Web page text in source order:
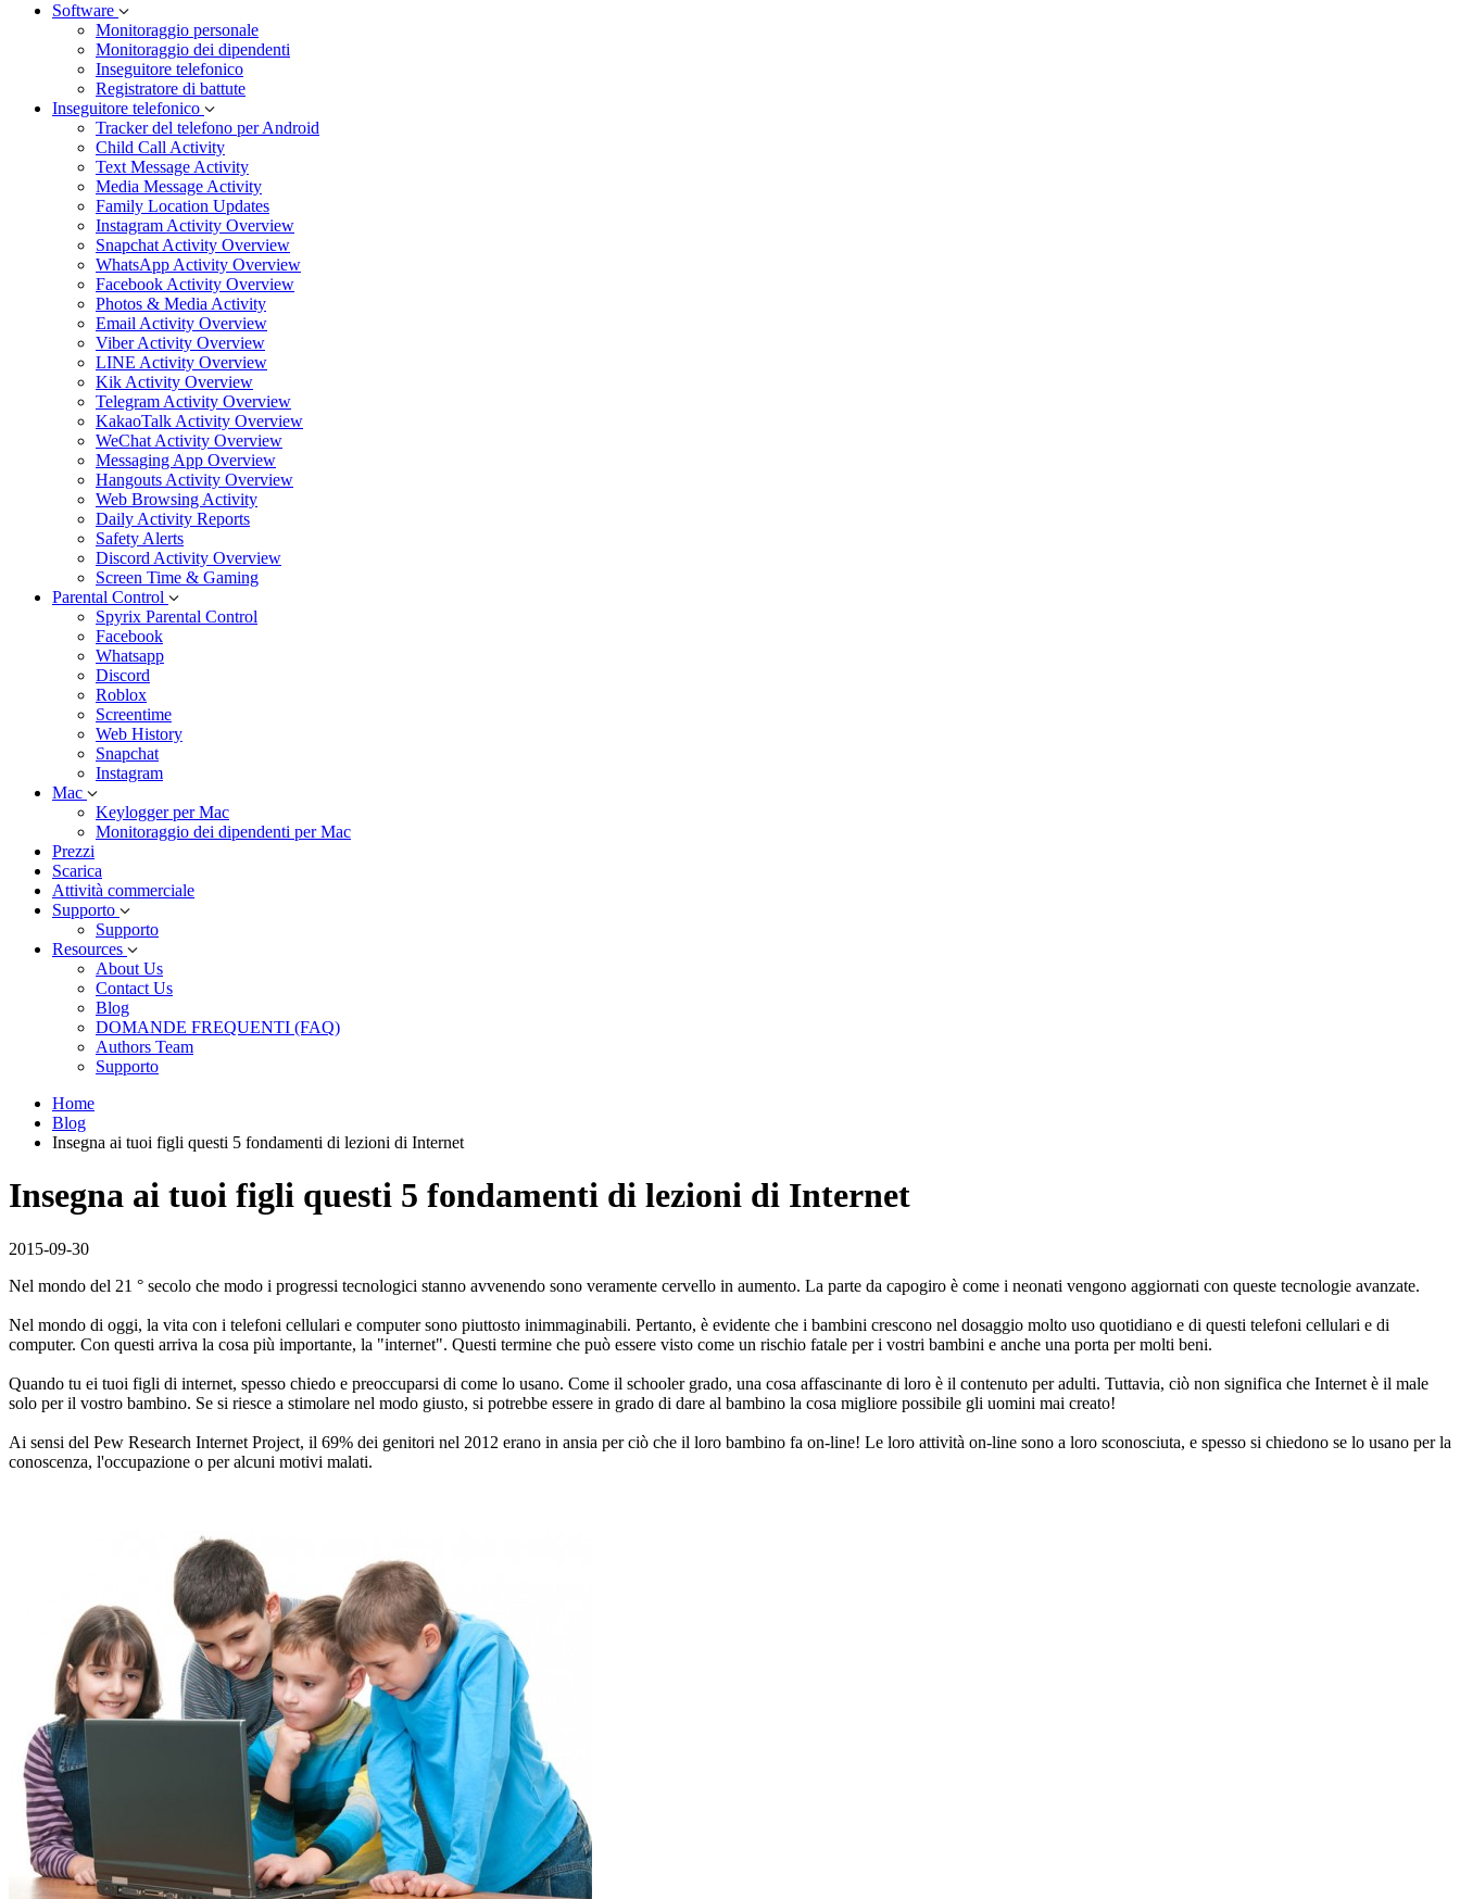
Software
Monitoraggio personale
Monitoraggio dei dipendenti
Inseguitore telefonico
Registratore di battute
Inseguitore telefonico
Tracker del telefono per Android
Child Call Activity
Text Message Activity
Media Message Activity
Family Location Updates
Instagram Activity Overview
Snapchat Activity Overview
WhatsApp Activity Overview
Facebook Activity Overview
Photos & Media Activity
Email Activity Overview
Viber Activity Overview
LINE Activity Overview
Kik Activity Overview
Telegram Activity Overview
KakaoTalk Activity Overview
WeChat Activity Overview
Messaging App Overview
Hangouts Activity Overview
Web Browsing Activity
Daily Activity Reports
Safety Alerts
Discord Activity Overview
Screen Time & Gaming
Parental Control
Spyrix Parental Control
Facebook
Whatsapp
Discord
Roblox
Screentime
Web History
Snapchat
Instagram
Mac
Keylogger per Mac
Monitoraggio dei dipendenti per Mac
Prezzi
Scarica
Attività commerciale
Supporto
Supporto
Resources
About Us
Contact Us
Blog
DOMANDE FREQUENTI (FAQ)
Authors Team
Supporto
Home
Blog
Insegna ai tuoi figli questi 5 fondamenti di lezioni di Internet
Insegna ai tuoi figli questi 5 fondamenti di lezioni di Internet
2015-09-30
Nel mondo del 21 ° secolo che modo i progressi tecnologici stanno avvenendo sono veramente cervello in aumento. La parte da capogiro è come i neonati vengono aggiornati con queste tecnologie avanzate.
Nel mondo di oggi, la vita con i telefoni cellulari e computer sono piuttosto inimmaginabili. Pertanto, è evidente che i bambini crescono nel dosaggio molto uso quotidiano e di questi telefoni cellulari e di
computer. Con questi arriva la cosa più importante, la "internet". Questi termine che può essere visto come un rischio fatale per i vostri bambini e anche una porta per molti beni.
Quando tu ei tuoi figli di internet, spesso chiedo e preoccuparsi di come lo usano. Come il schooler grado, una cosa affascinante di loro è il contenuto per adulti. Tuttavia, ciò non significa che Internet è il male
solo per il vostro bambino. Se si riesce a stimolare nel modo giusto, si potrebbe essere in grado di dare al bambino la cosa migliore possibile gli uomini mai creato!
Ai sensi del Pew Research Internet Project, il 69% dei genitori nel 2012 erano in ansia per ciò che il loro bambino fa on-line! Le loro attività on-line sono a loro sconosciuta, e spesso si chiedono se lo usano per la
conoscenza, l'occupazione o per alcuni motivi malati.